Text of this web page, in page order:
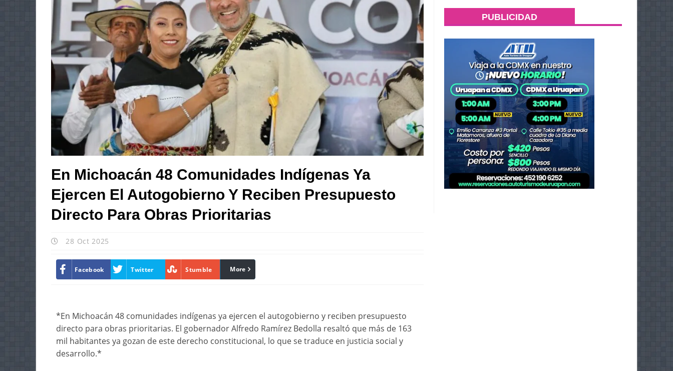
En Michoacán 48 Comunidades Indígenas Ya
Ejercen El Autogobierno Y Reciben Presupuesto
Directo Para Obras Prioritarias
28 Oct 2025
Facebook Twitter Stumble linkedin
More
*En Michoacán 48 comunidades indígenas ya ejercen el autogobierno y reciben presupuesto
directo para obras prioritarias. El gobernador Alfredo Ramírez Bedolla resaltó que más de 163
mil habitantes ya gozan de este derecho constitucional, lo que se traduce en justicia social y
desarrollo.*
PUBLICIDAD